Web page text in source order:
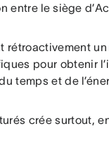
entre le siège
rétroactivement
pour obtenir
temps et de
crée surtout,